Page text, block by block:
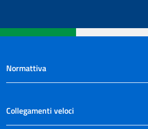
Normattiva
Collegamenti veloci